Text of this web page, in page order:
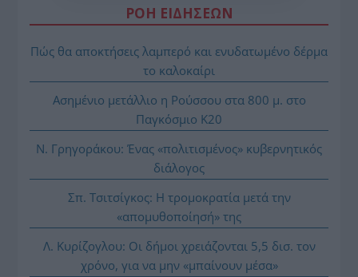
ΡΟΗ ΕΙΔΗΣΕΩΝ
Πώς θα αποκτήσεις λαμπερό και ενυδατωμένο δέρμα
το καλοκαίρι
Ασημένιο μετάλλιο η Ρούσσου στα 800 μ. στο
Παγκόσμιο Κ20
Ν. Γρηγοράκου: Ένας «πολιτισμένος» κυβερνητικός
διάλογος
Σπ. Τσιτσίγκος: Η τρομοκρατία μετά την
«απομυθοποίησή» της
Λ. Κυρίζογλου: Οι δήμοι χρειάζονται 5,5 δισ. τον
χρόνο, για να μην «μπαίνουν μέσα»